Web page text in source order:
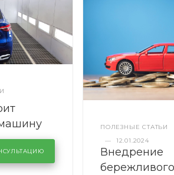
ПОЛЕЗНЫЕ СТАТЬИ
—
12.01.2024
Внедрение
бережливого